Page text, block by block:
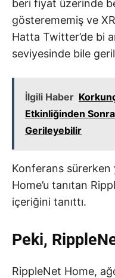
beri fiyat üzerinde
gösterememiş ve
Hatta Twitter’de bi
seviyesinde bile
İlgili Haber
Etkinliğinden
Gerileyebilir
Konferans sürerken
Home’u tanıtan
içeriğini tanıttı.
Peki,
RippleNet Home,